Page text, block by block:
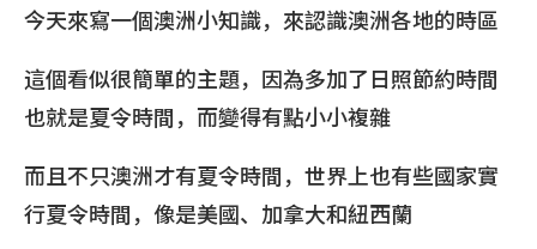
今天來寫一個澳洲小知識，來認識澳洲各地的時區
這個看似很簡單的主題，因為多加了日照節約時間
也就是夏令時間，而變得有點小小複雜
而且不只澳洲才有夏令時間，世界上也有些國家實
行夏令時間，像是美國、加拿大和紐西蘭